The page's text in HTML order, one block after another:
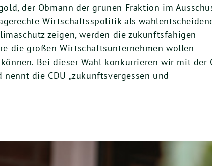
der Obmann der grünen Fraktion im
Wirtschaftsspolitik als
zeigen, werden die zukunftsfähigen
die großen Wirtschaftsunternehmen wollen
Bei dieser Wahl konkurrieren wir mit der
die CDU „zukunftsvergessen und